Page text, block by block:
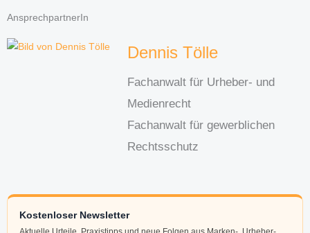
AnsprechpartnerIn
Dennis Tölle
Fachanwalt für Urheber- und
Medienrecht
Fachanwalt für gewerblichen
Rechtsschutz
Kostenloser Newsletter